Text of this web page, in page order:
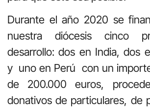
Durante el año 2020 se
nuestra diócesis cinco
desarrollo: dos en India, dos
y uno en Perú con un
de 200.000 euros,
donativos de particulares, de